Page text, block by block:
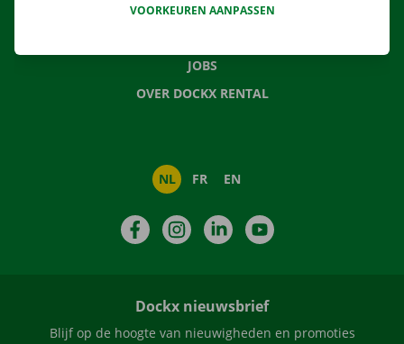
NIEUWS
JOBS
OVER DOCKX RENTAL
NL FR EN
FacebookInstagramLinkedIn
Dockx nieuwsbrief
Blijf op de hoogte van nieuwigheden en promoties
VOORKEUREN AANPASSEN